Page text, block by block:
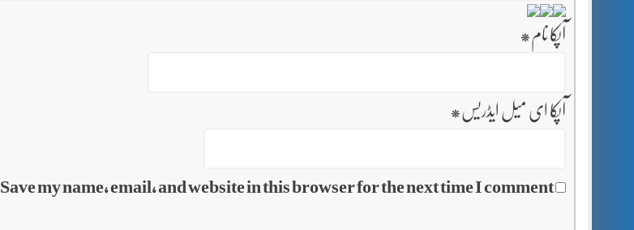
آپکا نام *
آپکا ای میل ایڈریس *
Save my name, email, and website in this browser for the next time I comment.